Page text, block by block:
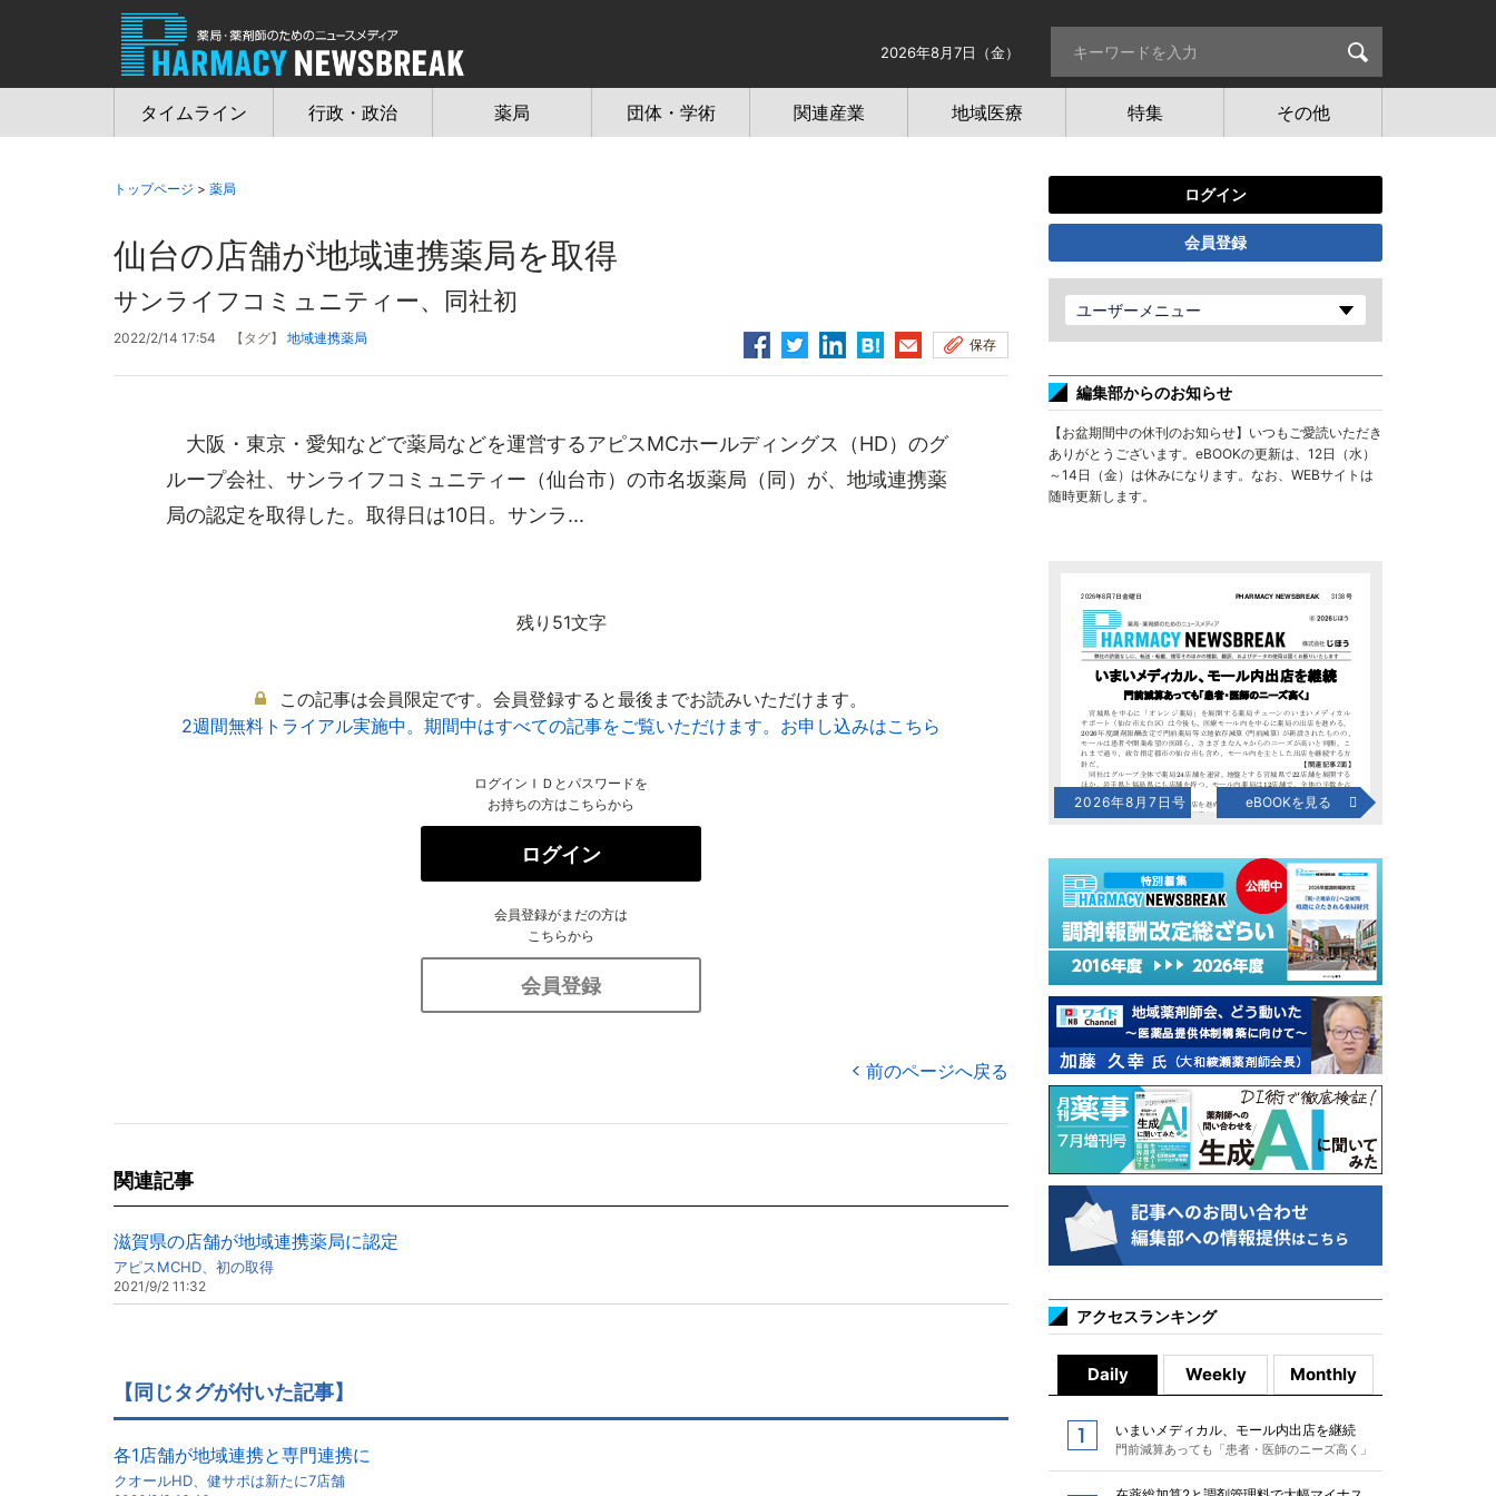
2026年8月7日（金）
タイムライン 行政・政治 薬局 団体・学術 関連産業 地域医療 特集 その他
トップページ > 薬局
仙台の店舗が地域連携薬局を取得
サンライフコミュニティー、同社初
2022/2/14 17:54 【タグ】 地域連携薬局 保存
大阪・東京・愛知などで薬局などを運営するアピスMCホールディングス（HD）のグ
ループ会社、サンライフコミュニティー（仙台市）の市名坂薬局（同）が、地域連携薬
局の認定を取得した。取得日は10日。サンラ...
残り51文字
この記事は会員限定です。会員登録すると最後までお読みいただけます。
2週間無料トライアル実施中。期間中はすべての記事をご覧いただけます。お申し込みはこちら
ログインＩＤとパスワードを
お持ちの方はこちらから
ログイン
会員登録がまだの方は
こちらから
会員登録
前のページへ戻る
関連記事
滋賀県の店舗が地域連携薬局に認定
アピスMCHD、初の取得
2021/9/2 11:32
【同じタグが付いた記事】
各1店舗が地域連携と専門連携に
クオールHD、健サポは新たに7店舗
ログイン
会員登録
ユーザーメニュー
編集部からのお知らせ
【お盆期間中の休刊のお知らせ】いつもご愛読いただき
ありがとうございます。eBOOKの更新は、12日（水）
～14日（金）は休みになります。なお、WEBサイトは
随時更新します。
2026年8月7日号 eBOOKを見る
アクセスランキング
Daily Weekly Monthly
いまいメディカル、モール内出店を継続
門前減算あっても「患者・医師のニーズ高く」